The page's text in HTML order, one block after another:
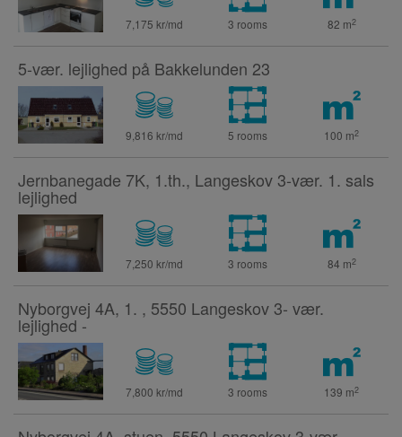
7,175 kr/md 3 rooms 82 m2
5-vær. lejlighed på Bakkelunden 23
9,816 kr/md 5 rooms 100 m2
Jernbanegade 7K, 1.th., Langeskov 3-vær. 1. sals
lejlighed
7,250 kr/md 3 rooms 84 m2
Nyborgvej 4A, 1. , 5550 Langeskov 3- vær.
lejlighed -
7,800 kr/md 3 rooms 139 m2